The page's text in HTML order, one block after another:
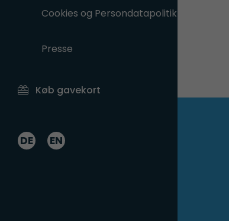
Cookies og Persondatapolitik
Presse
Køb gavekort
DE EN